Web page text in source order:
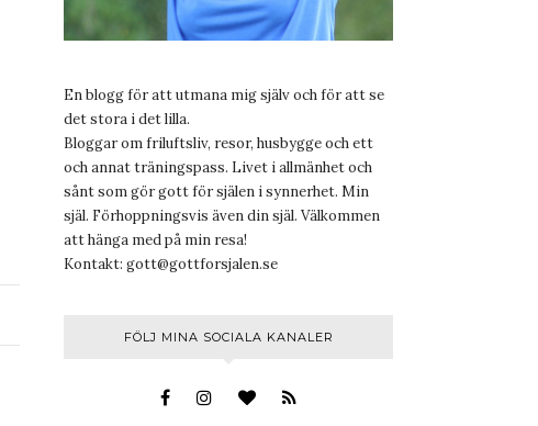
En blogg för att utmana mig själv och för att se
det stora i det lilla.
Bloggar om friluftsliv, resor, husbygge och ett
och annat träningspass. Livet i allmänhet och
sånt som gör gott för själen i synnerhet. Min
själ. Förhoppningsvis även din själ. Välkommen
att hänga med på min resa!
Kontakt: gott@gottforsjalen.se
FÖLJ MINA SOCIALA KANALER